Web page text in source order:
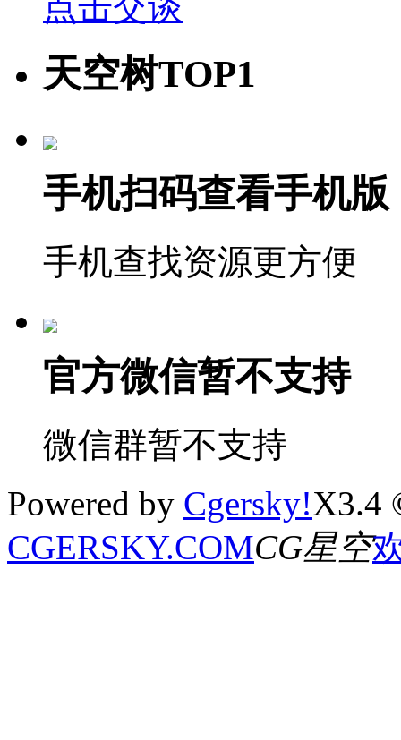
天空树TOP1
手机扫码查看手机版
手机查找资源更方便
官方微信暂不支持
微信群暂不支持
Powered by Cgersky!X3.4
CGERSKY.COMCG星空